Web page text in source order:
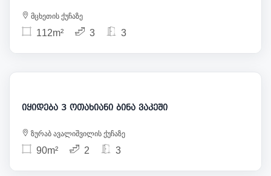
მცხეთის ქუჩაზე
112m² 3 3
257 000
იყიდება 3 ოთახიანი ბინა ვაკეში
ზურაბ ავალიშვილის ქუჩაზე
90m² 2 3